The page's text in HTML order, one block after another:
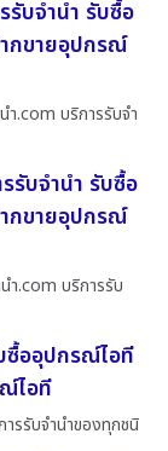
บจำนำ รับซื้อ
กขายอุปกรณ์
า.com บริการรับจำ
รับจำนำ รับซื้อ
กขายอุปกรณ์
า.com บริการรับ
ซื้ออุปกรณ์ไอที
ไอที
รรับจำนำของทุกชนิ